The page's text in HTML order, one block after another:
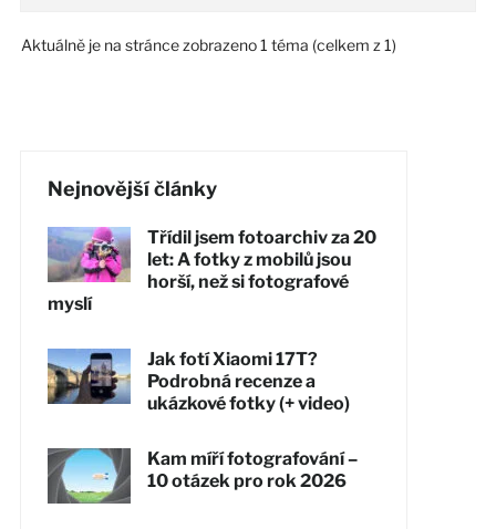
Aktuálně je na stránce zobrazeno 1 téma (celkem z 1)
Nejnovější články
Třídil jsem fotoarchiv za 20
let: A fotky z mobilů jsou
horší, než si fotografové
myslí
Jak fotí Xiaomi 17T?
Podrobná recenze a
ukázkové fotky (+ video)
Kam míří fotografování –
10 otázek pro rok 2026